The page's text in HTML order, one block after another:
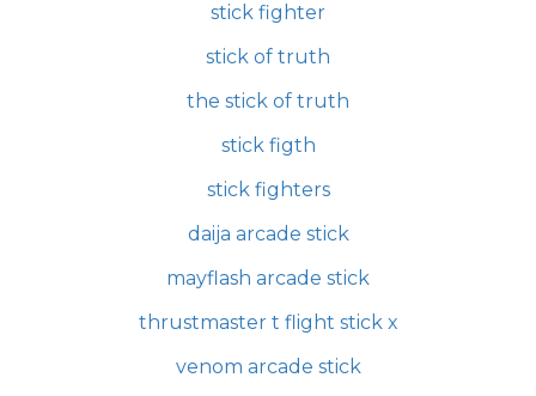
stick fighter
stick of truth
the stick of truth
stick figth
stick fighters
daija arcade stick
mayflash arcade stick
thrustmaster t flight stick x
venom arcade stick